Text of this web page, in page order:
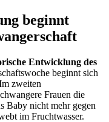
beginnt
Entwicklung des
beginnt sich
zweiten
Frauen die
Baby nicht mehr gegen
im Fruchtwasser.